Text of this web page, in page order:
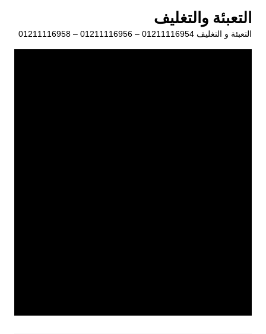
المحتوى
التعبئة والتغليف
التعبئة و التغليف 01211116954 – 01211116956 – 01211116958